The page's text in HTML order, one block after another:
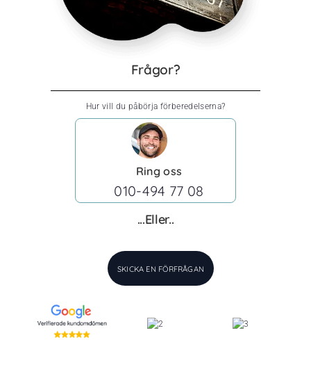
Frågor?
Hur vill du påbörja förberedelserna?
Ring oss
010-494 77 08
...Eller..
SKICKA EN FÖRFRÅGAN